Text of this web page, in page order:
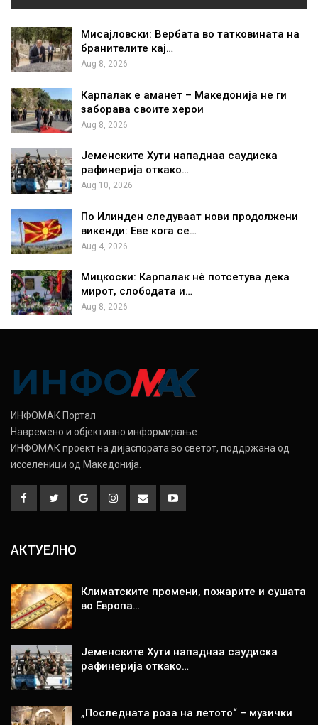
Мисајловски: Вербата во татковината на
бранителите кај…
Aug 8, 2026
Карпалак е аманет – Македонија не ги
заборава своите херои
Aug 8, 2026
Јеменските Хути нападнаа саудиска
рафинерија откако…
Aug 10, 2026
По Илинден следуваат нови продолжени
викенди: Еве кога се…
Aug 4, 2026
Мицкоски: Карпалак нè потсетува дека
мирот, слободата и…
Aug 8, 2026
ИНФОМАК Портал
Навремено и објективно информирање.
ИНФОМАК проект на дијаспората во светот, поддржана од
исселеници од Македонија.
АКТУЕЛНО
Климатските промени, пожарите и сушата
во Европа…
Јеменските Хути нападнаа саудиска
рафинерија откако…
„Последната роза на летото“ – музички